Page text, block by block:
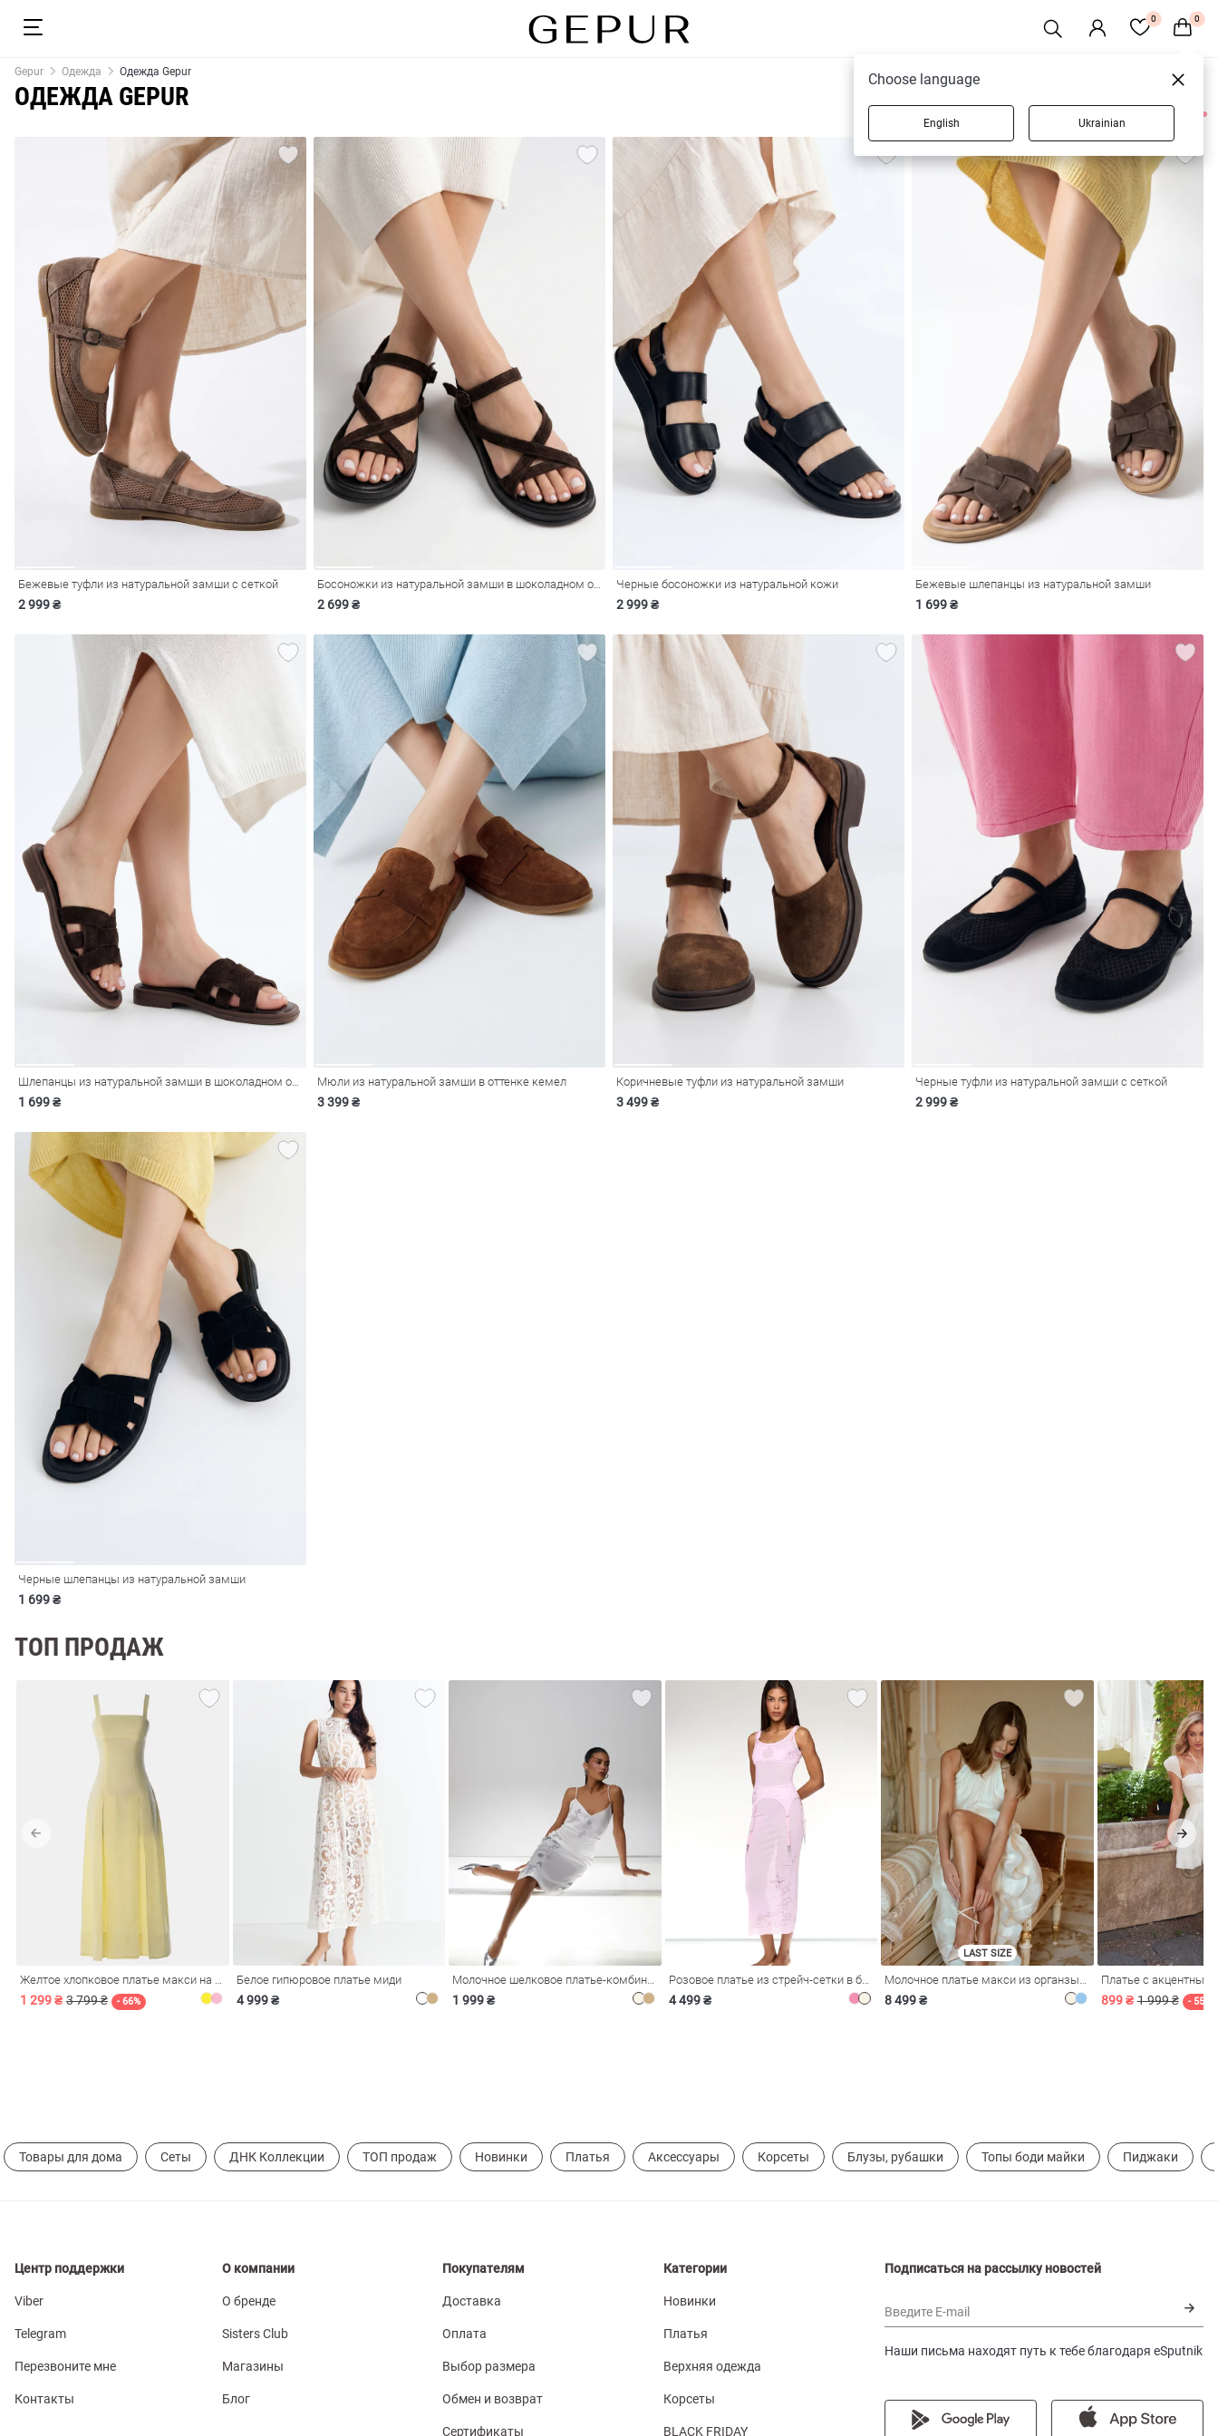
0 0
Сарафаны
На
Косметика Платки
Gepur Одежда Одежда Gepur
ОДЕЖДА GEPUR
9 товаров
Бежевые туфли из натуральной замши с сеткой
2 999 ₴
Босоножки из натуральной замши в шоколадном оттенке
2 699 ₴
Черные босоножки из натуральной кожи
2 999 ₴
Бежевые шлепанцы из натуральной замши
1 699 ₴
Шлепанцы из натуральной замши в шоколадном оттенке
1 699 ₴
Мюли из натуральной замши в оттенке кемел
3 399 ₴
Коричневые туфли из натуральной замши
3 499 ₴
Черные туфли из натуральной замши с сеткой
2 999 ₴
Черные шлепанцы из натуральной замши
1 699 ₴
ТОП ПРОДАЖ
1 299 ₴ 3 799 ₴ - 66%
Белое гипюровое платье миди
4 999 ₴ 1 999 ₴
Розовое платье из стрейч-сетки в бельевом стиле
4 499 ₴
LAST SIZE
8 499 ₴
Платье с
899 ₴ 1 999 ₴ - 55%
Товары для дома Сеты ДНК Коллекции ТОП продаж Новинки Платья Аксессуары Корсеты Блузы, рубашки Топы боди майки Пиджаки
Центр поддержки
Viber
Telegram
Перезвоните мне
Контакты
О компании
О бренде
Sisters Club
Магазины
Блог
Покупателям
Доставка
Оплата
Выбор размера
Обмен и возврат
Сертификаты
Категории
Новинки
Платья
Верхняя одежда
Корсеты
BLACK FRIDAY
Подписаться на рассылку новостей
Введите E-mail
Наши письма находят путь к тебе благодаря eSputnik
Choose language
English Ukrainian